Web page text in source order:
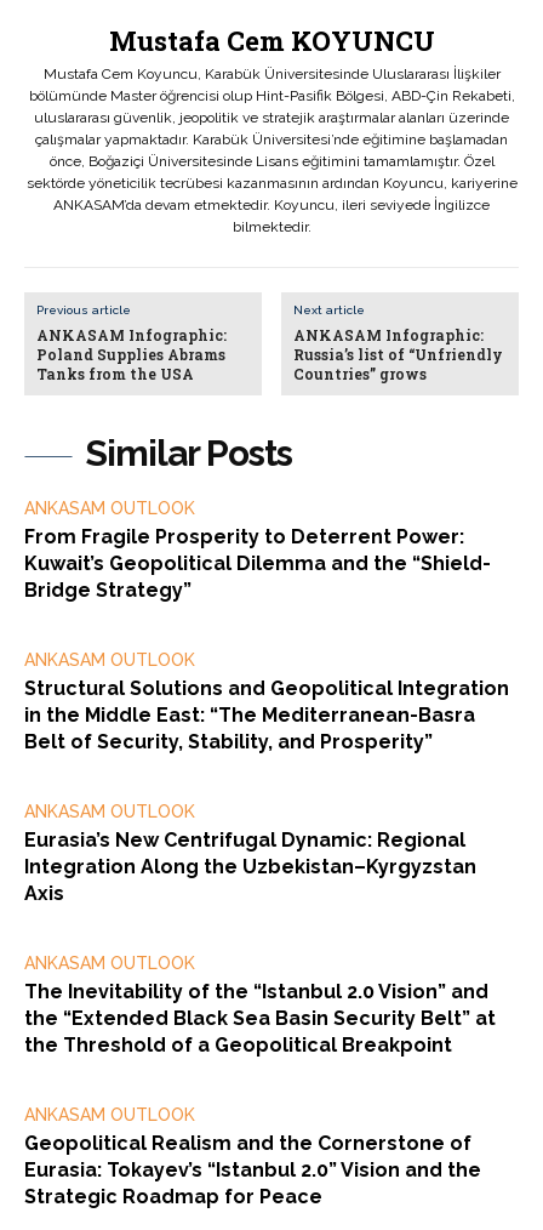
Similar Posts
ANKASAM OUTLOOK
From Fragile Prosperity to Deterrent Power:
Kuwait’s Geopolitical Dilemma and the “Shield-
Bridge Strategy”
ANKASAM OUTLOOK
Structural Solutions and Geopolitical Integration
in the Middle East: “The Mediterranean-Basra
Belt of Security, Stability, and Prosperity”
ANKASAM OUTLOOK
Eurasia’s New Centrifugal Dynamic: Regional
Integration Along the Uzbekistan–Kyrgyzstan
Axis
ANKASAM OUTLOOK
The Inevitability of the “Istanbul 2.0 Vision” and
the “Extended Black Sea Basin Security Belt” at
the Threshold of a Geopolitical Breakpoint
ANKASAM OUTLOOK
Geopolitical Realism and the Cornerstone of
Eurasia: Tokayev’s “Istanbul 2.0” Vision and the
Strategic Roadmap for Peace
Mustafa Cem KOYUNCU
Mustafa Cem Koyuncu, Karabük Üniversitesinde Uluslararası İlişkiler
bölümünde Master öğrencisi olup Hint-Pasifik Bölgesi, ABD-Çin Rekabeti,
uluslararası güvenlik, jeopolitik ve stratejik araştırmalar alanları üzerinde
çalışmalar yapmaktadır. Karabük Üniversitesi’nde eğitimine başlamadan
önce, Boğaziçi Üniversitesinde Lisans eğitimini tamamlamıştır. Özel
sektörde yöneticilik tecrübesi kazanmasının ardından Koyuncu, kariyerine
ANKASAM’da devam etmektedir. Koyuncu, ileri seviyede İngilizce
bilmektedir.
Previous article
ANKASAM Infographic:
Poland Supplies Abrams
Tanks from the USA
Next article
ANKASAM Infographic:
Russia’s list of “Unfriendly
Countries” grows